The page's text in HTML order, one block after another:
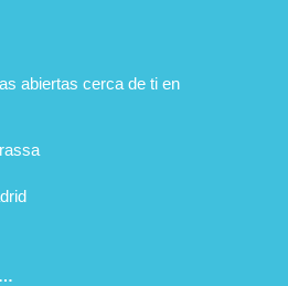
abiertas cerca de ti en